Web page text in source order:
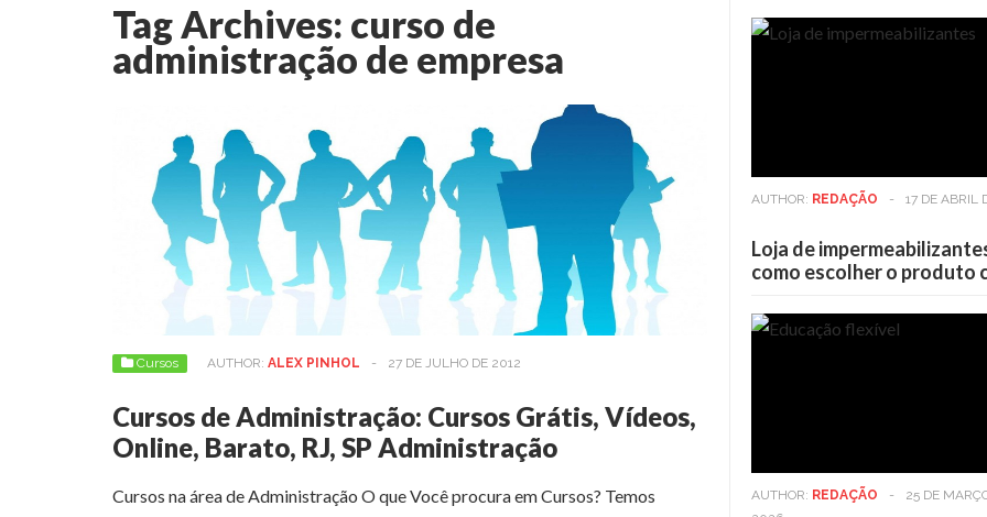
Tag Archives: curso de
administração de empresa
Cursos AUTHOR: ALEX PINHOL - 27 DE JULHO DE 2012
Cursos de Administração: Cursos Grátis, Vídeos,
Online, Barato, RJ, SP Administração
Cursos na área de Administração O que Você procura em Cursos? Temos
AUTHOR: REDAÇÃO - 17 DE ABRIL
Loja de
como escolher o produto
AUTHOR: REDAÇÃO -
25 DE